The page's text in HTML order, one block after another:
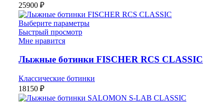
25900 ₽
Выберите параметры
Быстрый просмотр
Мне нравится
Лыжные ботинки FISCHER RCS CLASSIC
Классические ботинки
18150 ₽